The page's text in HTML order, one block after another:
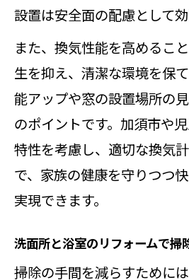
しやすくなった実例
設置は安全面の配慮として効
また、換気性能を高めるこ
生を抑え、清潔な環境を保
能アップや窓の設置場所の
のポイントです。加須市や
特性を考慮し、適切な換気
で、家族の健康を守りつつ
実現できます。
洗面所と浴室のリフォームで掃
掃除の手間を減らすために